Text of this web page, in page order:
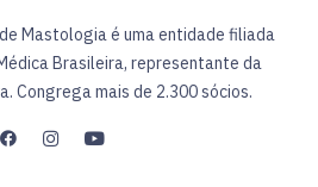
Mastologia é uma entidade filiada
Brasileira, representante da
Congrega mais de 2.300 sócios.